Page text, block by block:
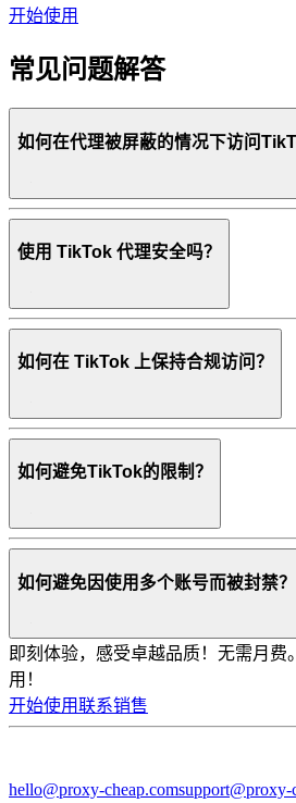
开始使用
常见问题解答
如何在代理被屏蔽的情况下访问
使用 TikTok 代理安全吗？
如何在 TikTok 上保持合规访问？
如何避免TikTok的限制？
如何避免因使用多个账号而被封禁？
即刻体验，感受卓越品质！ 无需月费
用！
开始使用联系销售
hello@proxy-cheap.comsupport@proxy-